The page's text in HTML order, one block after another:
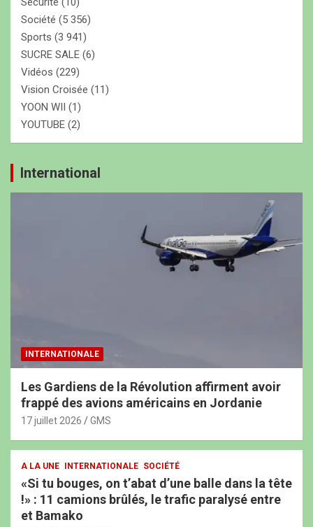
Société (5 356)
Sports (3 941)
SUCRE SALE (6)
Vidéos (229)
Vision Croisée (11)
YOON WII
(1)
YOUTUBE (2)
International
INTERNATIONALE
Les Gardiens de la Révolution affirment avoir
frappé des avions américains en Jordanie
17 juillet 2026 GMS
A LA UNE INTERNATIONALE SOCIÉTÉ
«Si tu bouges, on t’abat d’une balle dans la tête
!» : 11 camions brûlés, le trafic paralysé entre
et Bamako